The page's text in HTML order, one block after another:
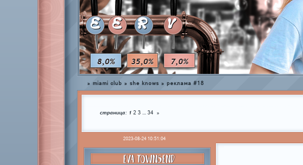
8,0% 35,0% 7,0%
private emotion
с днем эмоций #4
hot in herre
летняя стикер-пати туть
E E R V
» miami club » she knows » реклама #18
страница: 1 2 3 … 34 »
2023-08-24 10:51:04
EVA TOWNSEND